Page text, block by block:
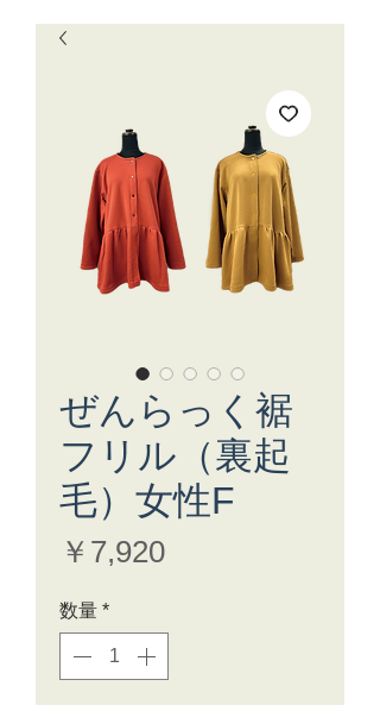
ぜんらっく裾
フリル（裏起
毛）女性F
￥7,920価
数量 *